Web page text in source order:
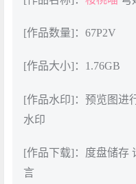
[作品数量]：67P2V
[作品大小]：1.76GB
[作品水印]：预览图进
水印
[作品下载]：度盘储存
言